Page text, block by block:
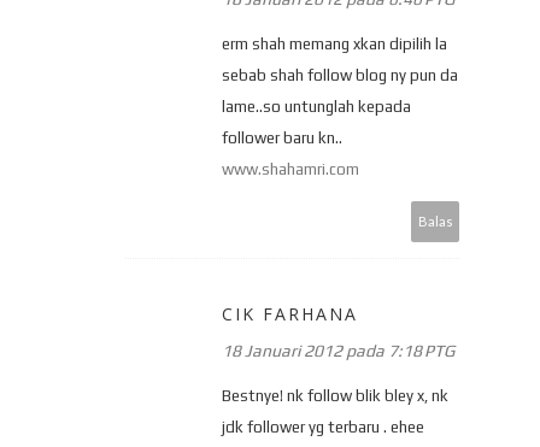
erm shah memang xkan dipilih la
sebab shah follow blog ny pun da
lame..so untunglah kepada
follower baru kn..
www.shahamri.com
Balas
CIK FARHANA
18 Januari 2012 pada 7:18 PTG
Bestnye! nk follow blik bley x, nk
jdk follower yg terbaru . ehee